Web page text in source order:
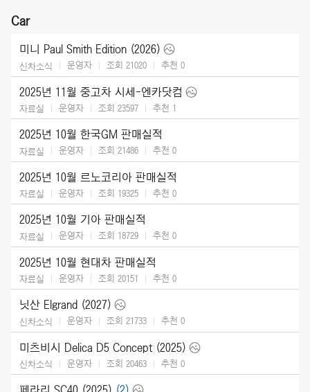
Car
미니 Paul Smith Edition (2026)
신차소식 운영자 조회 21020 추천 0
2025년 11월 중고차 시세-엔카닷컴
자료실 운영자 조회 23597 추천 1
2025년 10월 한국GM 판매실적
자료실 운영자 조회 21486 추천 0
2025년 10월 르노코리아 판매실적
자료실 운영자 조회 19325 추천 0
2025년 10월 기아 판매실적
자료실 운영자 조회 18729 추천 0
2025년 10월 현대차 판매실적
자료실 운영자 조회 20151 추천 0
닛산 Elgrand (2027)
신차소식 운영자 조회 21733 추천 0
미츠비시 Delica D5 Concept (2025)
신차소식 운영자 조회 20463 추천 0